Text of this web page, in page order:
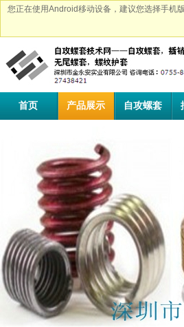
您正在使用Android移动设备，建议您选择手机
首页 产品展示 自攻螺套